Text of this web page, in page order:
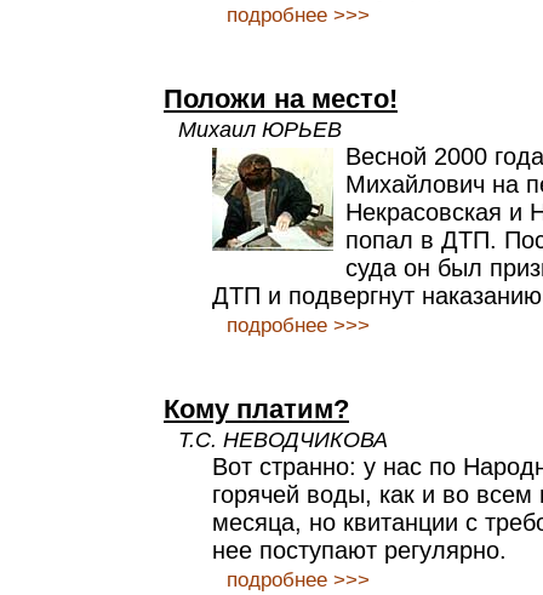
подробнее >>>
Положи на место!
Михаил ЮРЬЕВ
Весной 2000
Михайлович на
Некрасовская и
попал в ДТП.
суда он был
ДТП и подвергнут
подробнее >>>
Кому платим?
Т.С. НЕВОДЧИКОВА
Вот странно: у нас по
горячей воды, как и во всем
месяца, но квитанции с
нее поступают регулярно.
подробнее >>>